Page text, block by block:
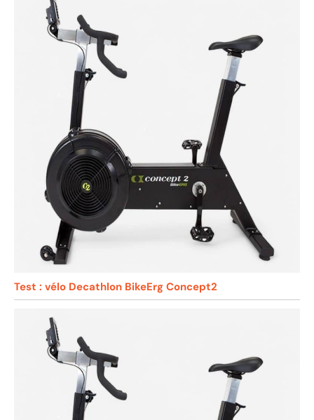
Test : vélo Decathlon BikeErg Concept2